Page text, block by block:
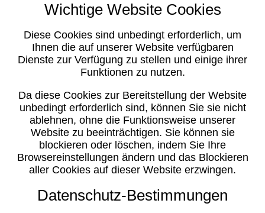
Wichtige Website Cookies
Diese Cookies sind unbedingt erforderlich, um
Ihnen die auf unserer Website verfügbaren
Dienste zur Verfügung zu stellen und einige ihrer
Funktionen zu nutzen.
Da diese Cookies zur Bereitstellung der Website
unbedingt erforderlich sind, können Sie sie nicht
ablehnen, ohne die Funktionsweise unserer
Website zu beeinträchtigen. Sie können sie
blockieren oder löschen, indem Sie Ihre
Browsereinstellungen ändern und das Blockieren
aller Cookies auf dieser Website erzwingen.
Datenschutz-Bestimmungen